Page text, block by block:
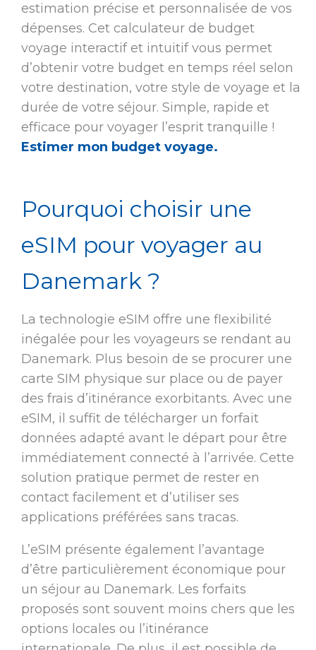
estimation précise et personnalisée de vos
dépenses. Cet calculateur de budget
voyage interactif et intuitif vous permet
d’obtenir votre budget en temps réel selon
votre destination, votre style de voyage et la
durée de votre séjour. Simple, rapide et
efficace pour voyager l’esprit tranquille !
Estimer mon budget voyage.
Pourquoi choisir une
eSIM pour voyager au
Danemark ?
La technologie eSIM offre une flexibilité
inégalée pour les voyageurs se rendant au
Danemark. Plus besoin de se procurer une
carte SIM physique sur place ou de payer
des frais d’itinérance exorbitants. Avec une
eSIM, il suffit de télécharger un forfait
données adapté avant le départ pour être
immédiatement connecté à l’arrivée. Cette
solution pratique permet de rester en
contact facilement et d’utiliser ses
applications préférées sans tracas.
L’eSIM présente également l’avantage
d’être particulièrement économique pour
un séjour au Danemark. Les forfaits
proposés sont souvent moins chers que les
options locales ou l’itinérance